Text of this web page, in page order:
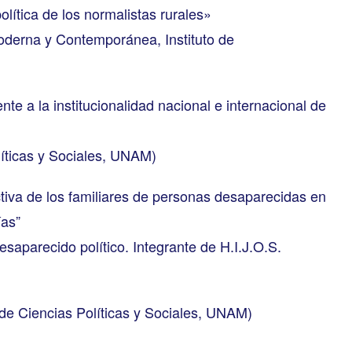
de los normalistas rurales»
y Contemporánea, Instituto de
a la institucionalidad nacional e internacional de
y Sociales, UNAM)
de los familiares de personas desaparecidas en
político. Integrante de H.I.J.O.S.
Ciencias Políticas y Sociales, UNAM)